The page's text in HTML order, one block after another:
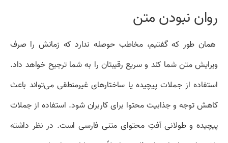
روان نبودن متن
همان طور که گفتیم، مخاطب حوصله ندارد که زمانش را صرف
ویرایش متن شما کند و سریع رقیبتان را به شما ترجیح خواهد داد.
استفاده از جملات پیچیده یا ساختار‌های غیرمنطقی می‌تواند باعث
کاهش توجه و جذابیت محتوا برای کاربران شود. استفاده از جملات
پیچیده و طولانی آفتِ محتوای متنی فارسی است. در نظر داشته